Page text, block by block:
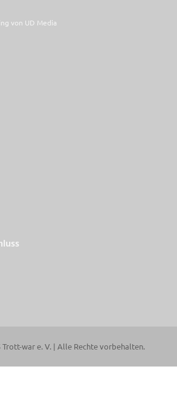
war e. V. | Alle Rechte vorbehalten.